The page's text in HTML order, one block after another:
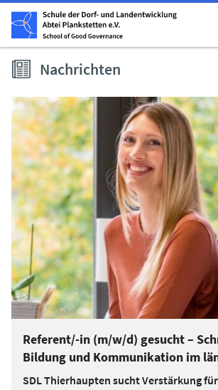
Nachrichten
Referent/-in (m/w/d) gesucht –
Bildung und Kommunikation im
SDL Thierhaupten sucht Verstärkung